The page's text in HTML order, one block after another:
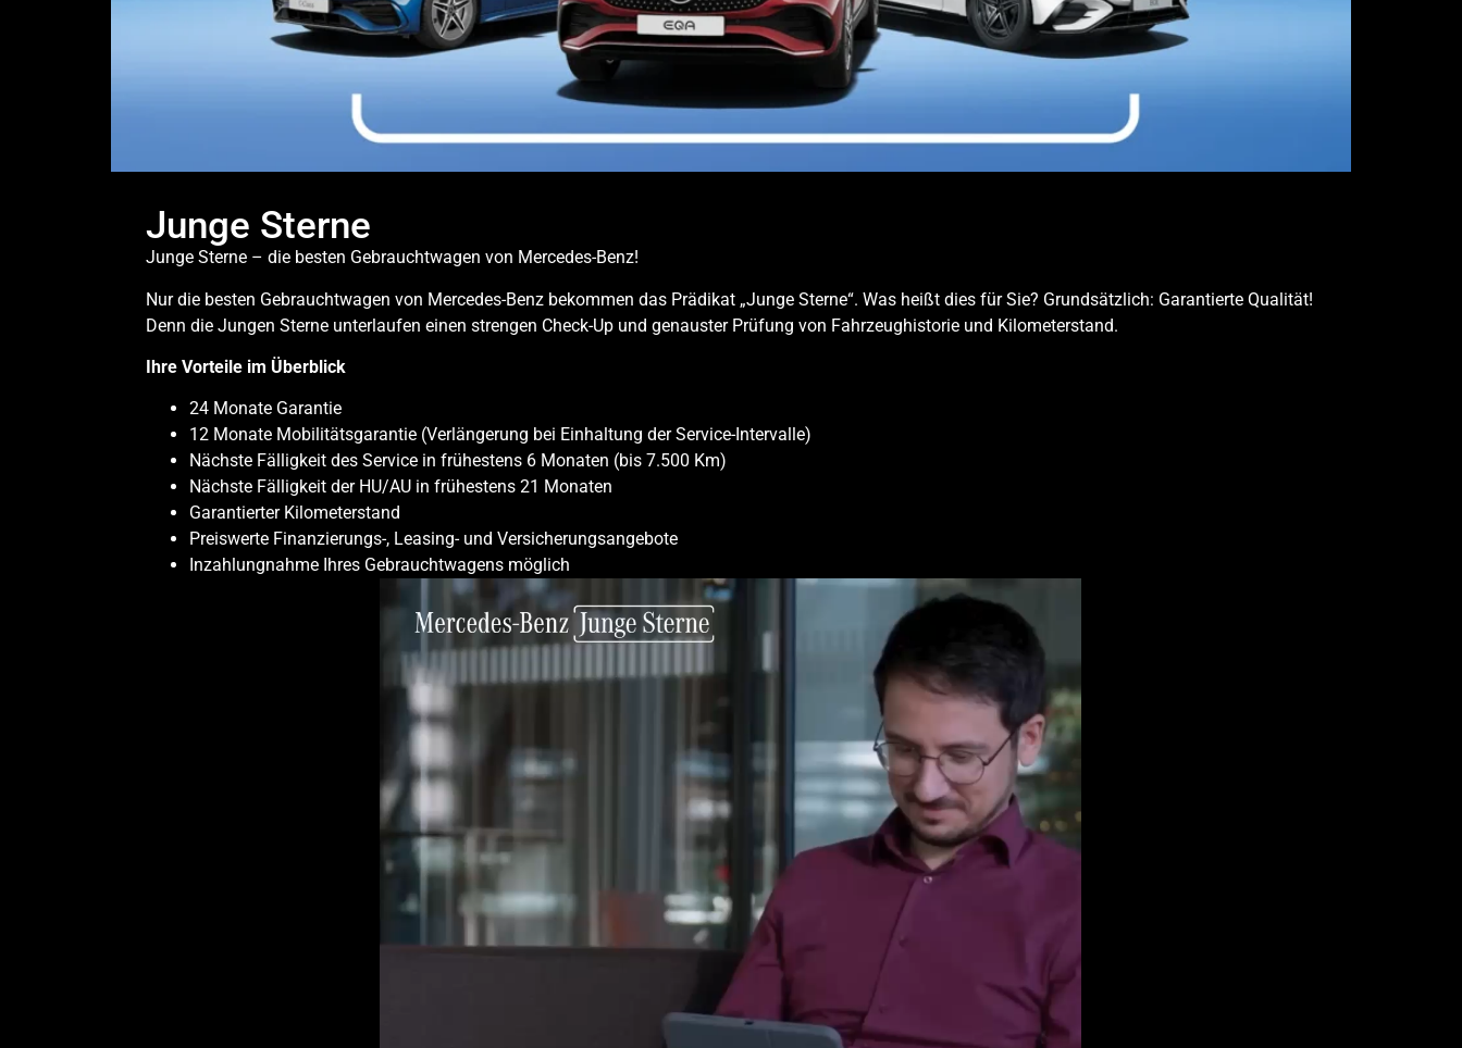
Junge Sterne
Junge Sterne – die besten Gebrauchtwagen von Mercedes-Benz!
Nur die besten Gebrauchtwagen von Mercedes-Benz bekommen das Prädikat „Junge Sterne“. Was heißt dies für Sie? Grundsätzlich: Garantierte Qualität!
Denn die Jungen Sterne unterlaufen einen strengen Check-Up und genauster Prüfung von Fahrzeughistorie und Kilometerstand.
Ihre Vorteile im Überblick
24 Monate Garantie
12 Monate Mobilitätsgarantie (Verlängerung bei Einhaltung der Service-Intervalle)
Nächste Fälligkeit des Service in frühestens 6 Monaten (bis 7.500 Km)
Nächste Fälligkeit der HU/AU in frühestens 21 Monaten
Garantierter Kilometerstand
Preiswerte Finanzierungs-, Leasing- und Versicherungsangebote
Inzahlungnahme Ihres Gebrauchtwagens möglich